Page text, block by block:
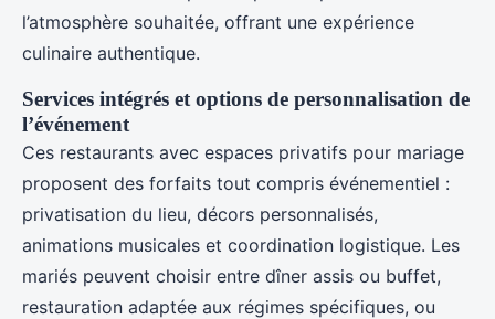
l’atmosphère souhaitée, offrant une expérience
culinaire authentique.
Services intégrés et options de personnalisation de
l’événement
Ces restaurants avec espaces privatifs pour mariage
proposent des forfaits tout compris événementiel :
privatisation du lieu, décors personnalisés,
animations musicales et coordination logistique. Les
mariés peuvent choisir entre dîner assis ou buffet,
restauration adaptée aux régimes spécifiques, ou